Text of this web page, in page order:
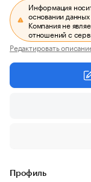
Информация
основании
Компания не
отношений с
Редактировать
Профиль